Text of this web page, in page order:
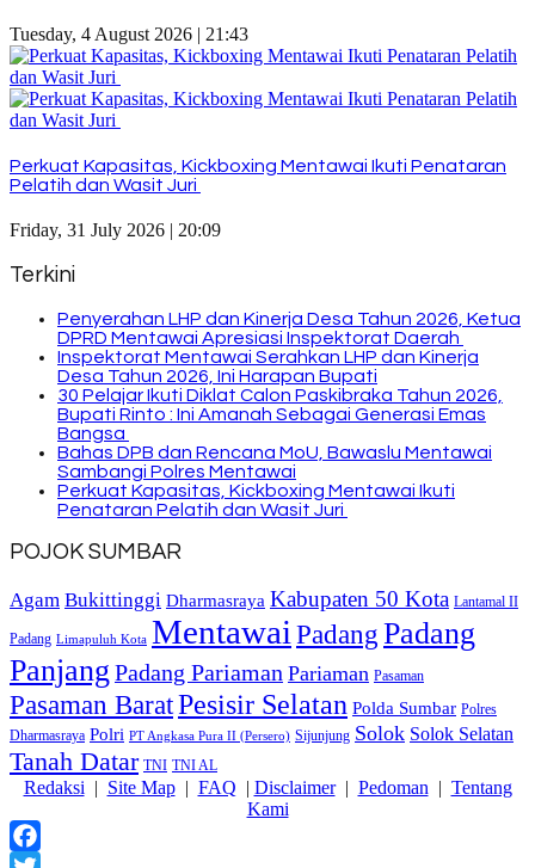
Tuesday, 4 August 2026 | 21:43
Perkuat Kapasitas, Kickboxing Mentawai Ikuti Penataran
Pelatih dan Wasit Juri
Friday, 31 July 2026 | 20:09
Terkini
Penyerahan LHP dan Kinerja Desa Tahun 2026, Ketua
DPRD Mentawai Apresiasi Inspektorat Daerah
Inspektorat Mentawai Serahkan LHP dan Kinerja
Desa Tahun 2026, Ini Harapan Bupati
30 Pelajar Ikuti Diklat Calon Paskibraka Tahun 2026,
Bupati Rinto : Ini Amanah Sebagai Generasi Emas
Bangsa
Bahas DPB dan Rencana MoU, Bawaslu Mentawai
Sambangi Polres Mentawai
Perkuat Kapasitas, Kickboxing Mentawai Ikuti
Penataran Pelatih dan Wasit Juri
POJOK SUMBAR
Agam Bukittinggi Dharmasraya Kabupaten 50 Kota Lantamal II
Padang Limapuluh Kota Mentawai PadangPadang
Panjang Padang Pariaman Pariaman Pasaman
Pasaman BaratPesisir Selatan Polda Sumbar Polres
Dharmasraya Polri PT Angkasa Pura II (Persero) Sijunjung Solok Solok Selatan
Tanah Datar TNI TNI AL
Redaksi | Site Map| FAQ | Disclaimer| Pedoman | Tentang
Kami